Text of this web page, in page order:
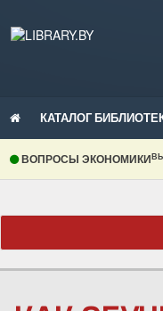
КАТАЛОГ
ВОПРОСЫ ЭКОНОМИКИ